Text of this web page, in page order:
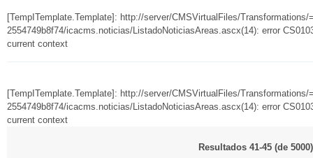
[TempITemplate.Template]: http://server/CMSVirtualFiles/Transformations/
2554749b8f74/icacms.noticias/ListadoNoticiasAreas.ascx(14): error
current context
[TempITemplate.Template]: http://server/CMSVirtualFiles/Transformations/
2554749b8f74/icacms.noticias/ListadoNoticiasAreas.ascx(14): error
current context
Resultados 41-45 (de 5000)